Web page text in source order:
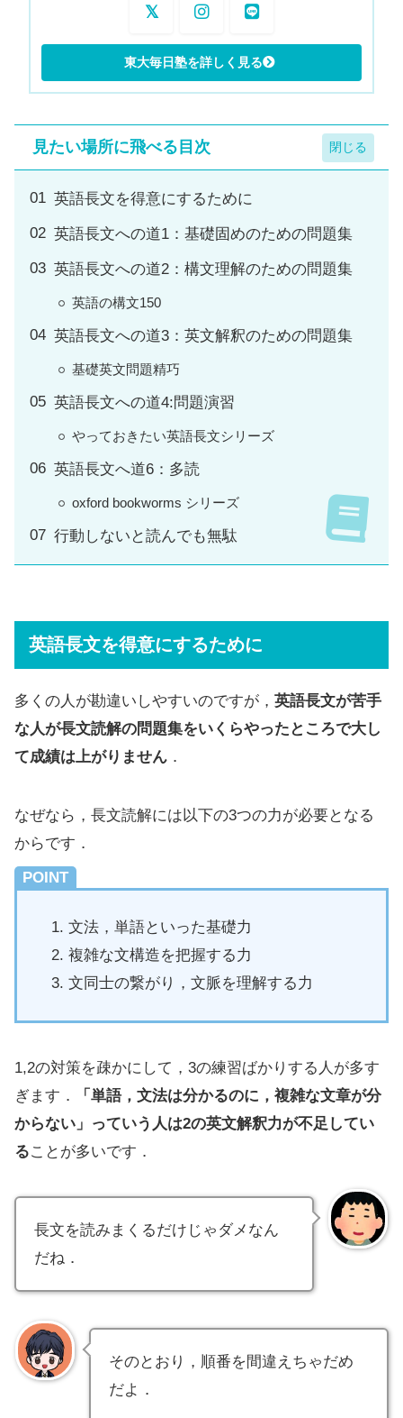
見たい場所に飛べる目次
英語長文を得意にするために
英語長文への道1：基礎固めのための問題集
英語長文への道2：構文理解のための問題集
英語の構文150
英語長文への道3：英文解釈のための問題集
基礎英文問題精巧
英語長文への道4:問題演習
やっておきたい英語長文シリーズ
英語長文へ道6：多読
oxford bookworms シリーズ
行動しないと読んでも無駄
英語長文を得意にするために
多くの人が勘違いしやすいのですが， 英語長文が苦手
な人が長文読解の問題集をいくらやったところで大し
て成績は上がりません ．
なぜなら，長文読解には以下の3つの力が必要となる
からです．
POINT
文法，単語といった基礎力
複雑な文構造を把握する力
文同士の繋がり，文脈を理解する力
1,2の対策を疎かにして，3の練習ばかりする人が多す
ぎます．
「単語，文法は分かるのに，複雑な文章が分
からない」っていう人は2の英文解釈力が不足してい
ることが多いです．
長文を読みまくるだけじゃダメなん
だね．
そのとおり，順番を間違えちゃだめ
だよ．